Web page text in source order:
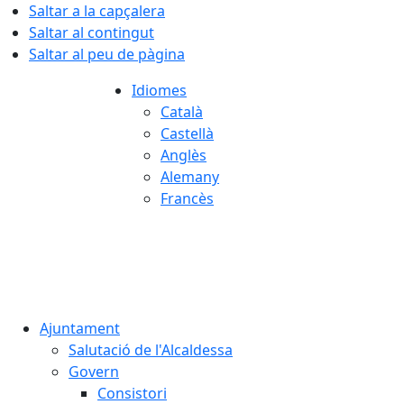
Saltar a la capçalera
Saltar al contingut
Saltar al peu de pàgina
Idiomes
Català
Castellà
Anglès
Alemany
Francès
Ajuntament
Salutació de l'Alcaldessa
Govern
Consistori